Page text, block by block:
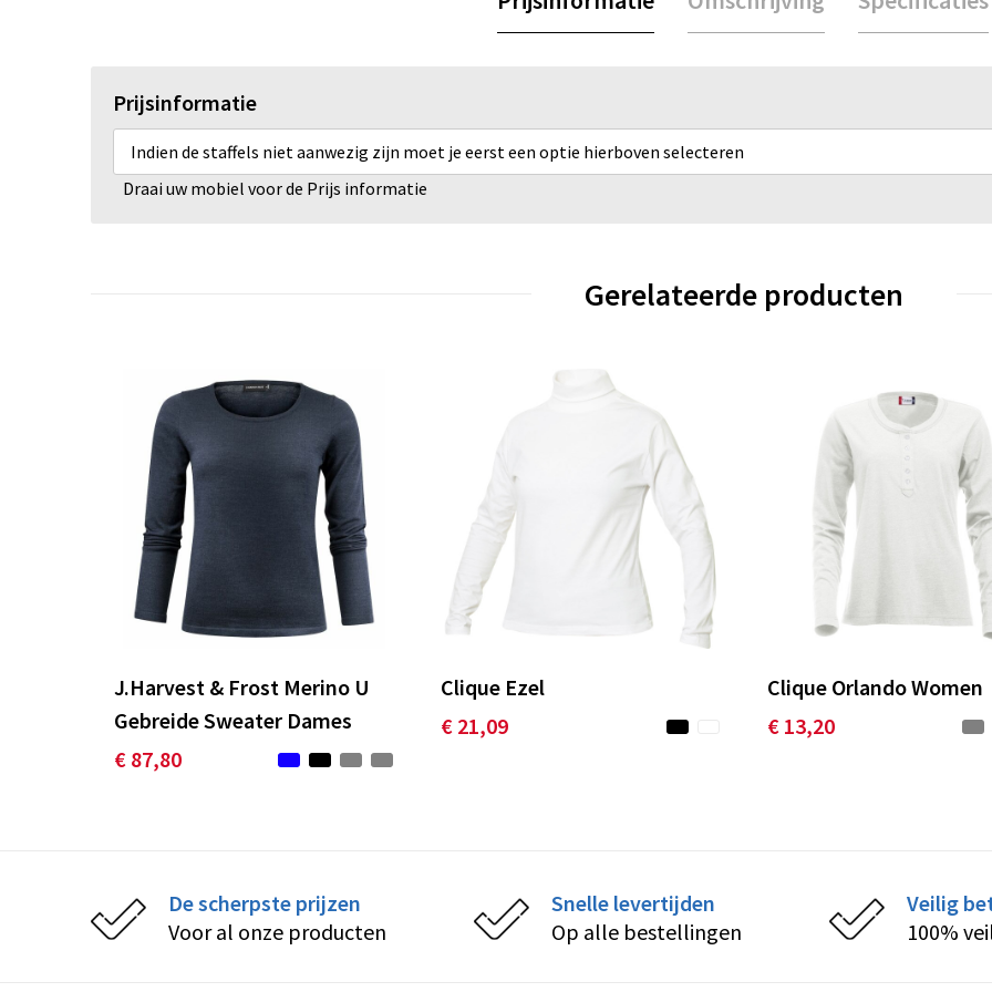
Prijsinformatie
Indien de staffels niet aanwezig zijn moet je eerst een optie hierboven selecteren
Draai uw mobiel voor de Prijs informatie
Gerelateerde producten
J.Harvest & Frost Merino U
Gebreide Sweater Dames
€ 87,80
Clique Ezel
€ 21,09
Clique Orlando Women
€ 13,20
De scherpste prijzen
Voor al onze producten
Snelle levertijden
Op alle bestellingen
Veilig
100%